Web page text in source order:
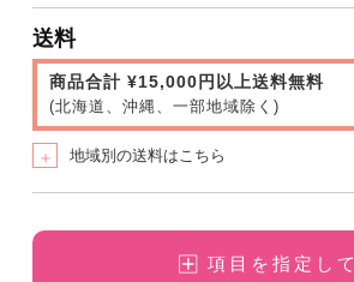
送料
商品合計 ¥15,000円以上送料無料
(北海道、沖縄、一部地域除く)
＋ 地域別の送料はこちら
項目を指定して